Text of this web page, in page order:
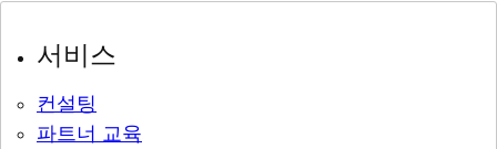
서비스
컨설팅
파트너 교육